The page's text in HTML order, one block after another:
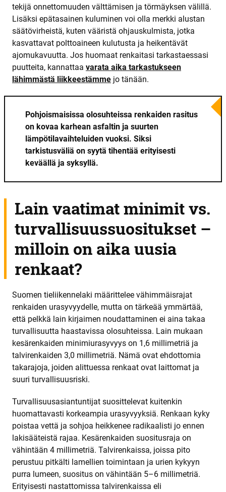
tekijä onnettomuuden välttämisen ja törmäyksen välillä.
Lisäksi epätasainen kuluminen voi olla merkki alustan
säätövirheistä, kuten vääristä ohjauskulmista, jotka
kasvattavat polttoaineen kulutusta ja heikentävät
ajomukavuutta. Jos huomaat renkaitasi tarkastaessasi
puutteita, kannattaa varata aika tarkastukseen
lähimmästä liikkeestämme jo tänään.
Pohjoismaisissa olosuhteissa renkaiden rasitus
on kovaa karhean asfaltin ja suurten
lämpötilavaihteluiden vuoksi. Siksi
tarkistusväliä on syytä tihentää erityisesti
keväällä ja syksyllä.
Lain vaatimat minimit vs.
turvallisuussuositukset –
milloin on aika uusia
renkaat?
Suomen tieliikennelaki määrittelee vähimmäisrajat
renkaiden urasyvyydelle, mutta on tärkeää ymmärtää,
että pelkkä lain kirjaimen noudattaminen ei aina takaa
turvallisuutta haastavissa olosuhteissa. Lain mukaan
kesärenkaiden minimiurasyvyys on 1,6 millimetriä ja
talvirenkaiden 3,0 millimetriä. Nämä ovat ehdottomia
takarajoja, joiden alittuessa renkaat ovat laittomat ja
suuri turvallisuusriski.
Turvallisuusasiantuntijat suosittelevat kuitenkin
huomattavasti korkeampia urasyvyyksiä. Renkaan kyky
poistaa vettä ja sohjoa heikkenee radikaalisti jo ennen
lakisääteistä rajaa. Kesärenkaiden suositusraja on
vähintään 4 millimetriä. Talvirenkaissa, joissa pito
perustuu pitkälti lamellien toimintaan ja urien kykyyn
purra lumeen, suositus on vähintään 5–6 millimetriä.
Erityisesti nastattomissa talvirenkaissa eli